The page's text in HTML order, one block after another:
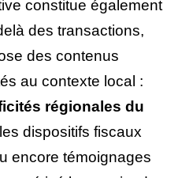
constitue également
des transactions,
des contenus
au contexte local :
régionales du
dispositifs fiscaux
encore témoignages